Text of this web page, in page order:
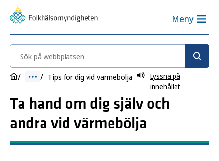
Meny
Sök på webbplatsen
Tips för dig vid värmebölja
Lyssna på
innehållet
Ta hand om dig själv och
andra vid värmebölja